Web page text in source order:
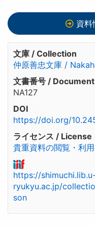
資
文庫 / Collection
仲原善忠文庫 /
文書番号 /
NA127
DOI
https://doi.org/
ライセンス / License
貴重資料の閲覧・利
https://
ryukyu.ac.jp/
son